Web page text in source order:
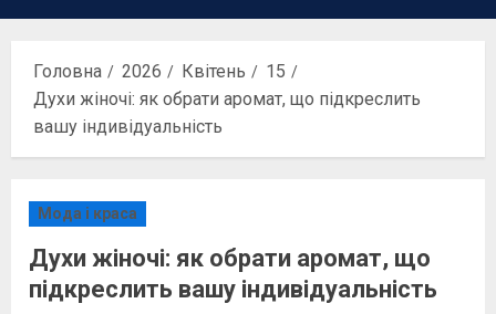
Головна 2026 Квітень
15
Духи жіночі: як обрати аромат, що підкреслить
вашу індивідуальність
Мода і краса
Духи жіночі: як обрати аромат, що
підкреслить вашу індивідуальність